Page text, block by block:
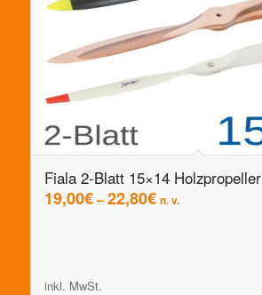
Fiala 2-Blatt 15×14 Holzpropeller
19,00€–22,80€ n. v.
inkl. MwSt.